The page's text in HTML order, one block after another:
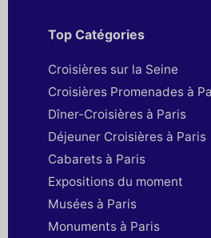
Top Catégories
Croisières sur la Seine
Croisières Promenades à
Dîner-Croisières à Paris
Déjeuner Croisières à Paris
Cabarets à Paris
Expositions du moment
Musées à Paris
Monuments à Paris